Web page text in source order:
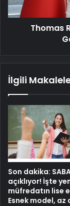
Thomas
İlgili
Son dakika:
açıklıyor! İşte
müfredatın lise
Esnek model, az